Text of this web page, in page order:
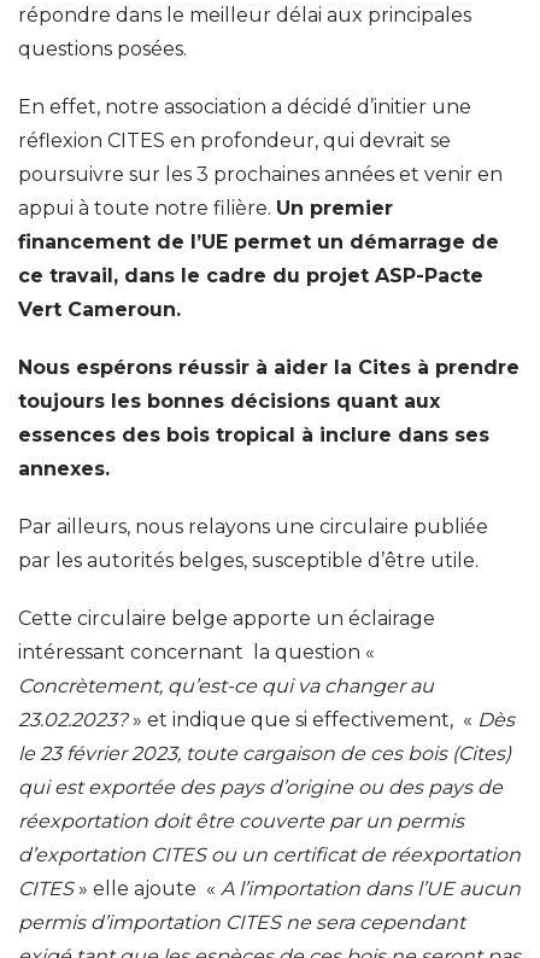
répondre dans le meilleur délai aux principales
questions posées.
En effet, notre association a décidé d’initier une
réflexion CITES en profondeur, qui devrait se
poursuivre sur les 3 prochaines années et venir en
appui à toute notre filière. Un premier
financement de l’UE permet un démarrage de
ce travail, dans le cadre du projet ASP-Pacte
Vert Cameroun.
Nous espérons réussir à aider la Cites à prendre
toujours les bonnes décisions quant aux
essences des bois tropical à inclure dans ses
annexes.
Par ailleurs, nous relayons une circulaire publiée
par les autorités belges, susceptible d’être utile.
Cette circulaire belge apporte un éclairage
intéressant concernant la question «
Concrètement, qu’est-ce qui va changer au
23.02.2023?» et indique que si effectivement, « Dès
le 23 février 2023, toute cargaison de ces bois (Cites)
qui est exportée des pays d’origine ou des pays de
réexportation doit être couverte par un permis
d’exportation CITES ou un certificat de réexportation
CITES» elle ajoute « A l’importation dans l’UE aucun
permis d’importation CITES ne sera cependant